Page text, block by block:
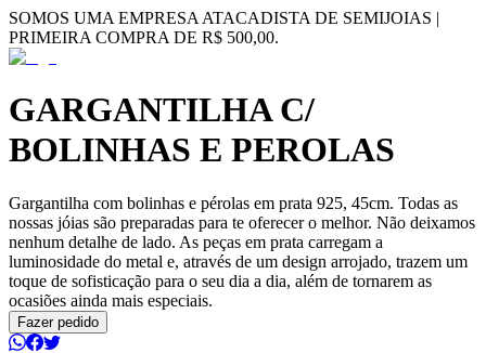
SOMOS UMA EMPRESA ATACADISTA DE SEMIJOIAS |
PRIMEIRA COMPRA DE R$ 500,00.
GARGANTILHA C/
BOLINHAS E PEROLAS
Gargantilha com bolinhas e pérolas em prata 925, 45cm. Todas as
nossas jóias são preparadas para te oferecer o melhor. Não deixamos
nenhum detalhe de lado. As peças em prata carregam a
luminosidade do metal e, através de um design arrojado, trazem um
toque de sofisticação para o seu dia a dia, além de tornarem as
ocasiões ainda mais especiais.
Fazer pedido